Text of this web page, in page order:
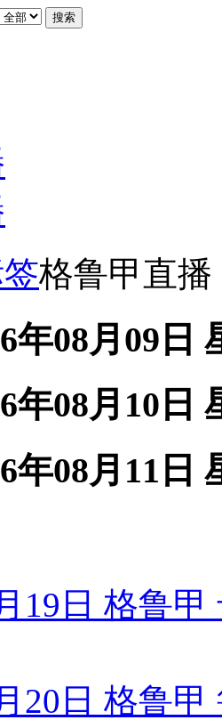
格鲁甲直播
年08月09日
年08月10日
年08月11日
19日 格鲁
20日 格鲁